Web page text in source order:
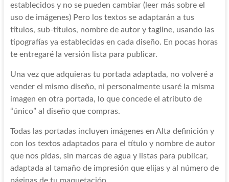
establecidos y no se pueden cambiar (leer más sobre el
uso de imágenes) Pero los textos se adaptarán a tus
títulos, sub-títulos, nombre de autor y tagline, usando las
tipografías ya establecidas en cada diseño. En pocas horas
te entregaré la versión lista para publicar.
Una vez que adquieras tu portada adaptada, no volveré a
vender el mismo diseño, ni personalmente usaré la misma
imagen en otra portada, lo que concede el atributo de
“único” al diseño que compras.
Todas las portadas incluyen imágenes en Alta definición y
con los textos adaptados para el título y nombre de autor
que nos pidas, sin marcas de agua y listas para publicar,
adaptada al tamaño de impresión que elijas y al número de